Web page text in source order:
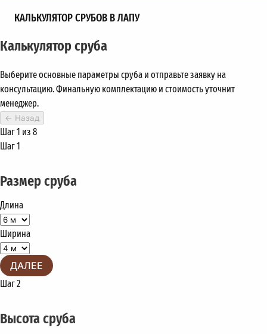
КАЛЬКУЛЯТОР СРУБОВ В ЛАПУ
Калькулятор сруба
Выберите основные параметры сруба и отправьте заявку на
консультацию. Финальную комплектацию и стоимость уточнит
менеджер.
← Назад
Шаг 1 из 8
Шаг 1
Размер сруба
Длина
Ширина
ДАЛЕЕ
Шаг 2
Высота сруба